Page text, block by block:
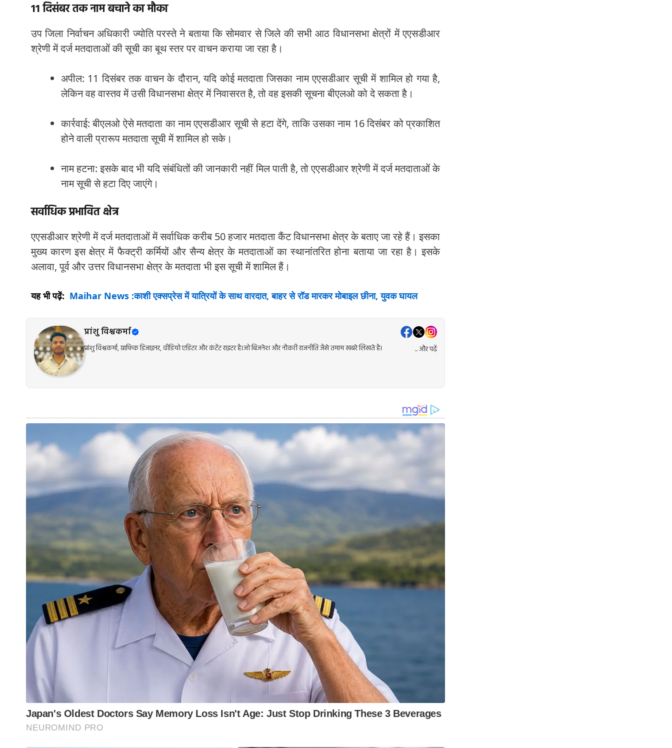
11 दिसंबर तक नाम बचाने का मौका
उप जिला निर्वाचन अधिकारी ज्योति परस्ते ने बताया कि सोमवार से जिले की सभी आठ विधानसभा क्षेत्रों में एएसडीआर
श्रेणी में दर्ज मतदाताओं की सूची का बूथ स्तर पर वाचन कराया जा रहा है।
अपील: 11 दिसंबर तक वाचन के दौरान, यदि कोई मतदाता जिसका नाम एएसडीआर सूची में शामिल हो गया है,
लेकिन वह वास्तव में उसी विधानसभा क्षेत्र में निवासरत है, तो वह इसकी सूचना बीएलओ को दे सकता है।
कार्रवाई: बीएलओ ऐसे मतदाता का नाम एएसडीआर सूची से हटा देंगे, ताकि उसका नाम 16 दिसंबर को प्रकाशित
होने वाली प्रारूप मतदाता सूची में शामिल हो सके।
नाम हटना: इसके बाद भी यदि संबंधितों की जानकारी नहीं मिल पाती है, तो एएसडीआर श्रेणी में दर्ज मतदाताओं के
नाम सूची से हटा दिए जाएंगे।
सर्वाधिक प्रभावित क्षेत्र
एएसडीआर श्रेणी में दर्ज मतदाताओं में सर्वाधिक करीब 50 हजार मतदाता कैंट विधानसभा क्षेत्र के बताए जा रहे हैं। इसका
मुख्य कारण इस क्षेत्र में फैक्ट्री कर्मियों और सैन्य क्षेत्र के मतदाताओं का स्थानांतरित होना बताया जा रहा है। इसके
अलावा, पूर्व और उत्तर विधानसभा क्षेत्र के मतदाता भी इस सूची में शामिल हैं।
यह भी पढ़ें: Maihar News :काशी एक्सप्रेस में यात्रियों के साथ वारदात, बाहर से रॉड मारकर मोबाइल छीना, युवक घायल
प्रांशु विश्वकर्मा
प्रांशु विश्वकर्मा, ग्राफिक डिजाइनर, वीडियो एडिटर और कंटेंट राइटर है।जो बिजनेश और नौकरी राजनीति जैसे तमाम खबरे लिखते है। ... और पढ़ें